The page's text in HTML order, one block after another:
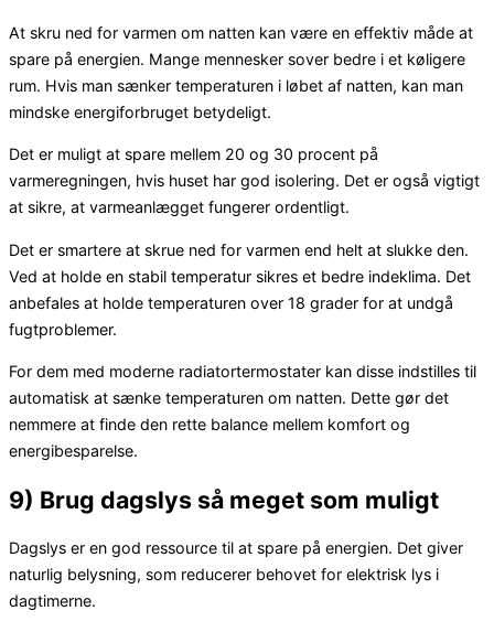
At skru ned for varmen om natten kan være en effektiv måde at
spare på energien. Mange mennesker sover bedre i et køligere
rum. Hvis man sænker temperaturen i løbet af natten, kan man
mindske energiforbruget betydeligt.
Det er muligt at spare mellem 20 og 30 procent på
varmeregningen, hvis huset har god isolering. Det er også vigtigt
at sikre, at varmeanlægget fungerer ordentligt.
Det er smartere at skrue ned for varmen end helt at slukke den.
Ved at holde en stabil temperatur sikres et bedre indeklima. Det
anbefales at holde temperaturen over 18 grader for at undgå
fugtproblemer.
For dem med moderne radiatortermostater kan disse indstilles til
automatisk at sænke temperaturen om natten. Dette gør det
nemmere at finde den rette balance mellem komfort og
energibesparelse.
9) Brug dagslys så meget som muligt
Dagslys er en god ressource til at spare på energien. Det giver
naturlig belysning, som reducerer behovet for elektrisk lys i
dagtimerne.